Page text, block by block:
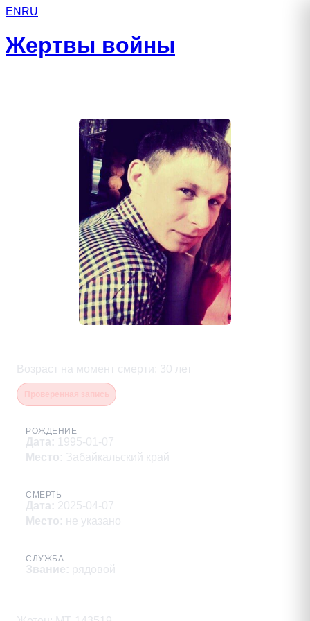
EN RU
Жертвы войны
Возраст на момент смерти : 30 лет
РОЖДЕНИЕ
Дата: 1995-01-07
Место: Забайкальский край
СМЕРТЬ
Дата: 2025-04-07
Место: не указано
СЛУЖБА
Звание: рядовой